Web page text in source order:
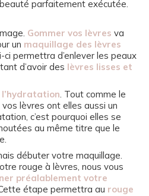
parfaitement exécutée.
Gommer vos lèvres va
un maquillage des lèvres
ci permettra d’enlever les peaux
d’avoir des lèvres lisses et
l’hydratation . Tout comme le
lèvres ont elles aussi un
c’est pourquoi elles se
au même titre que le
débuter votre maquillage.
rouge à lèvres, nous vous
préalablement votre
Cette étape permettra au rouge